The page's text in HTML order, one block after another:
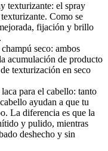
texturizante: el spray
Como se
fijación y brillo
seco: ambos
acumulación de producto
texturización en seco
para el cabello: tanto
ayudan a que tu
La diferencia es que la
y pulido, mientras
deshecho y sin